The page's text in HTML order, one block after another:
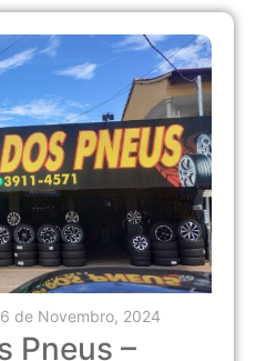
de Novembro, 2024
Pneus –